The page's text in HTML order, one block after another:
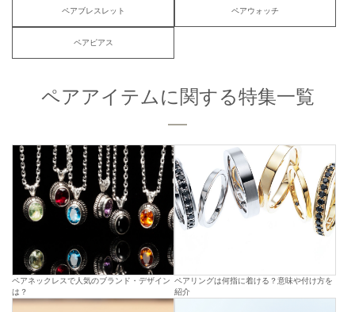
ペアブレスレット ペアウォッチ
ペアピアス
ペアアイテムに関する特集一覧
ペアネックレスで人気のブランド・デザイン
は？
ペアリングは何指に着ける？意味や付け方を
紹介